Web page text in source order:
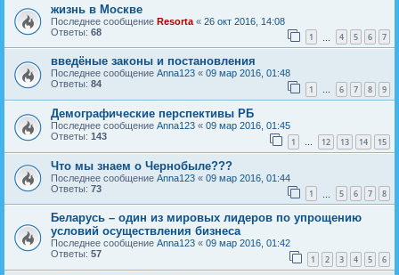
жизнь в Москве
Последнее сообщение Resorta « 26 окт 2016, 14:08
Ответы: 68 1 4 5 6 7
введёные законы и постановления
Последнее сообщение Anna123 « 09 мар 2016, 01:48
Ответы: 84 1 … 6 7 8 9
Демографические перспективы РБ
Последнее сообщение Anna123 « 09 мар 2016, 01:45
Ответы: 143 1 … 12 13 14 15
Что мы знаем о Чернобыле???
Последнее сообщение Anna123 « 09 мар 2016, 01:44
Ответы: 73 1 5 6 7 8
Беларусь – один из мировых лидеров по упрощению
условий осуществления бизнеса
Последнее сообщение Anna123 « 09 мар 2016, 01:42
Ответы: 57 1 2 3 4 5 6